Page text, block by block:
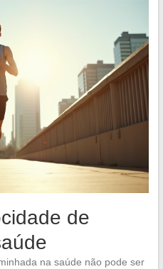
de
na saúde não pode ser